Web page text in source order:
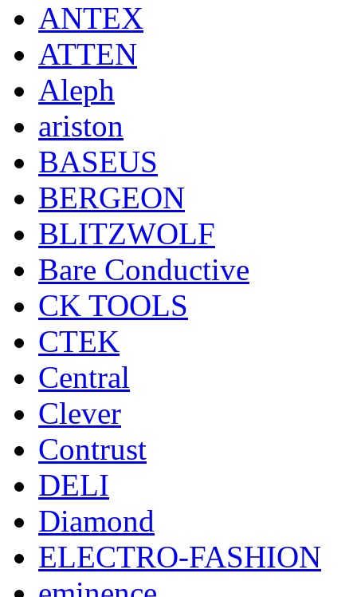
ANTEX
ATTEN
Aleph
ariston
BASEUS
BERGEON
BLITZWOLF
Bare Conductive
CK TOOLS
CTEK
Central
Clever
Contrust
DELI
Diamond
ELECTRO-FASHION